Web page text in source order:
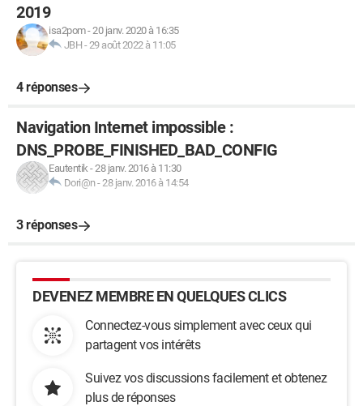
2019
isa2pom-20 janv. 2020 à 16:35
JBH -29 août 2022 à 11:05
4 réponses
Navigation Internet impossible :
DNS_PROBE_FINISHED_BAD_CONFIG
Eautentik-28 janv. 2016 à 11:30
Dori@n-28 janv. 2016 à 14:54
3 réponses
DEVENEZ MEMBRE EN QUELQUES CLICS
Connectez-vous simplement avec ceux qui
partagent vos intérêts
Suivez vos discussions facilement et obtenez
plus de réponses